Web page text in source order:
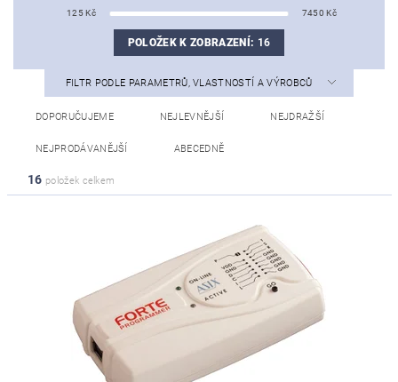
125Kč 7450 Kč
POLOŽEK K ZOBRAZENÍ: 16
FILTR PODLE PARAMETRŮ, VLASTNOSTÍ A VÝROBCŮ
DOPORUČUJEME NEJLEVNĚJŠÍ NEJDRAŽŠÍ
NEJPRODÁVANĚJŠÍ ABECEDNĚ
16 položek celkem